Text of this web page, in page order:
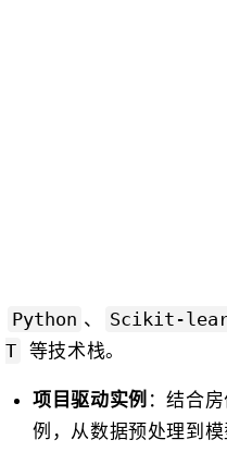
Python 、 Scikit-
T 等技术栈。
项目驱动实例：结合
例，从数据预处理到